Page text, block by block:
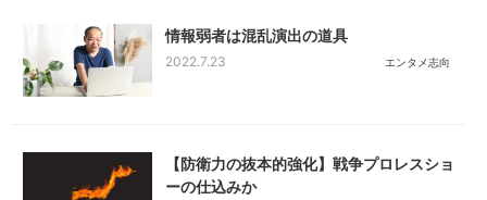
情報弱者は混乱演出の道具
2022.7.23 エンタメ志向
【防衛力の抜本的強化】戦争プロレスショ
ーの仕込みか